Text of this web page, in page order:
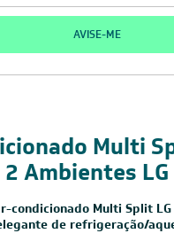
AVISE-ME
Multi
Ambientes LG
condicionado Multi Split LG
de refrigeração/